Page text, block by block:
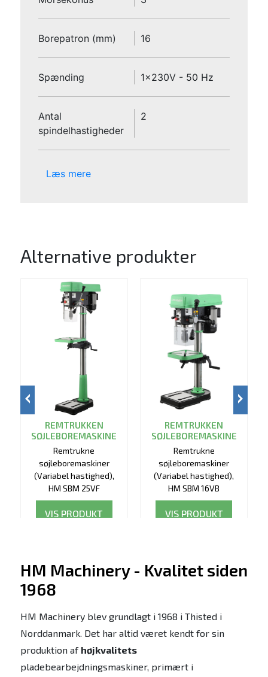
Borepatron (mm) 16
Spænding 1x230V - 50 Hz
Antal
spindelhastigheder
2
Læs mere
Alternative produkter
REMTRUKKEN
SØJLEBOREMASKINE
Remtrukne
søjleboremaskiner
(Variabel hastighed),
HM SBM 25VF
VIS PRODUKT
REMTRUKKEN
SØJLEBOREMASKINE
Remtrukne
søjleboremaskiner
(Variabel hastighed),
HM SBM 16VB
VIS PRODUKT
HM Machinery - Kvalitet siden
1968
HM Machinery blev grundlagt i 1968 i Thisted i
Norddanmark. Det har altid været kendt for sin
produktion af højkvalitets
pladebearbejdningsmaskiner, primært i